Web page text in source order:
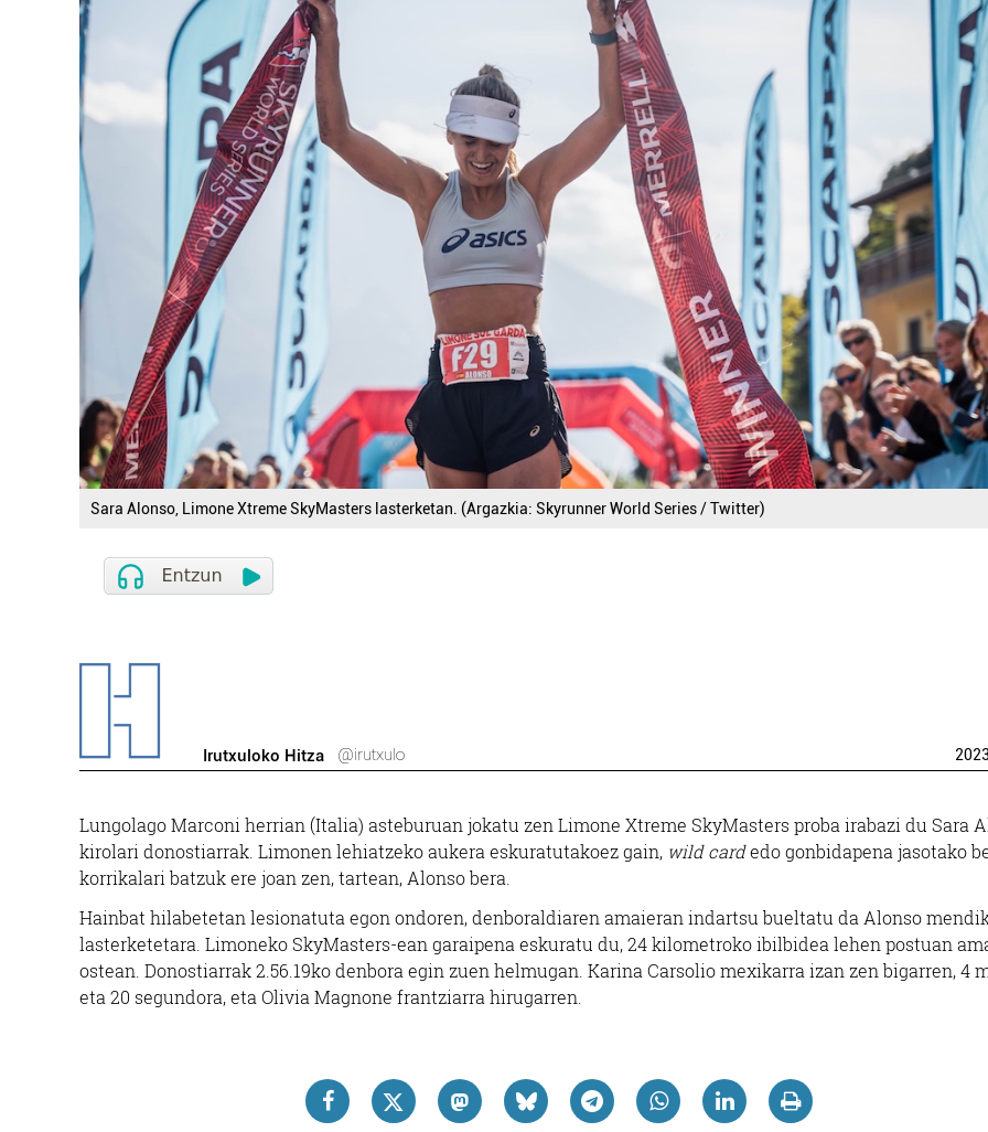
Sara Alonso, Limone Xtreme SkyMasters lasterketan. (Argazkia: Skyrunner World Series / Twitter)
Irutxuloko Hitza @irutxulo 2023
Lungolago Marconi herrian (Italia) asteburuan jokatu zen Limone Xtreme SkyMasters proba irabazi du Sara
kirolari donostiarrak. Limonen lehiatzeko aukera eskuratutakoez gain, wild cardedo gonbidapena jasotako
korrikalari batzuk ere joan zen, tartean, Alonso bera.
Hainbat hilabetetan lesionatuta egon ondoren, denboraldiaren amaieran indartsu bueltatu da Alonso
lasterketetara. Limoneko SkyMasters-ean garaipena eskuratu du, 24 kilometroko ibilbidea lehen postuan
ostean. Donostiarrak 2.56.19ko denbora egin zuen helmugan. Karina Carsolio mexikarra izan zen bigarren, 4
eta 20 segundora, eta Olivia Magnone frantziarra hirugarren.